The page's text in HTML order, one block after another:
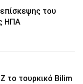
του
ΗΠΑ
το τουρκικό Bilim